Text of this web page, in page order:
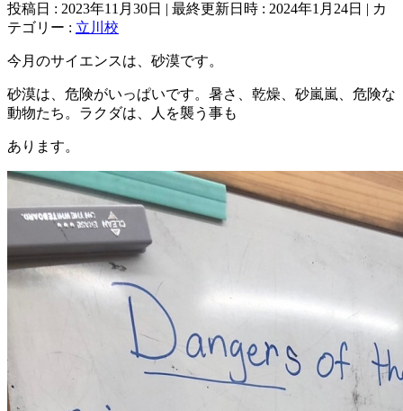
投稿日 : 2023年11月30日 最終更新日時 : 2024年1月24日
カ
テゴリー : 立川校
今月のサイエンスは、砂漠です。
砂漠は、危険がいっぱいです。暑さ、乾燥、砂嵐嵐、危険な
動物たち。ラクダは、人を襲う事も
あります。